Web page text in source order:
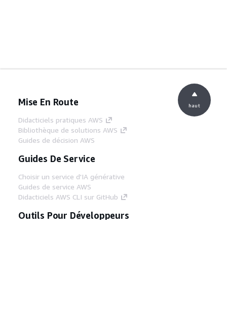
Mise En Route
Didacticiels pratiques AWS
Bibliothèque de solutions AWS
Guides de décision AWS
Guides De Service
Choisir un service d'IA générative
Guides de service AWS
Didacticiels AWS CLI sur GitHub
Outils Pour Développeurs
haut